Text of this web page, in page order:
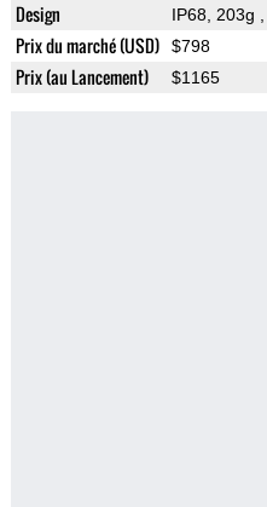
Design IP68, 203g
Prix du marché (USD) $798
Prix (au Lancement) $1165